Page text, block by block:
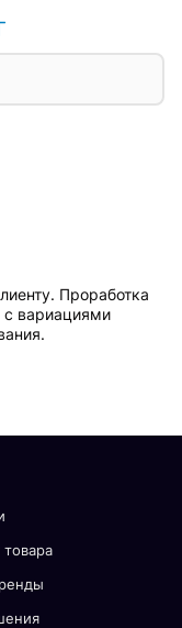
Проработка
с вариациями
товара